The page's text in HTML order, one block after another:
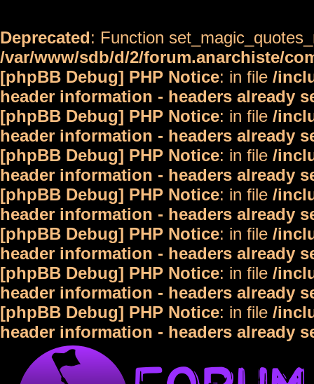
Deprecated: Function
/var/www/sdb/d/2/forum.anarchiste/
[phpBB Debug] PHP Notice: in file /
header information - headers already
[phpBB Debug] PHP Notice: in file /
header information - headers already
[phpBB Debug] PHP Notice: in file /
header information - headers already
[phpBB Debug] PHP Notice: in file /
header information - headers already
[phpBB Debug] PHP Notice: in file /
header information - headers already
[phpBB Debug] PHP Notice: in file /
header information - headers already
[phpBB Debug] PHP Notice: in file /
header information - headers already